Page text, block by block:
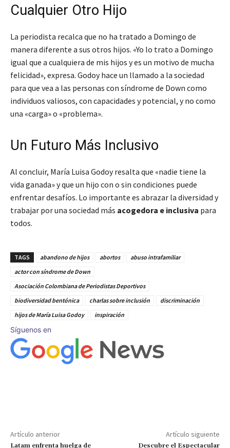
Cualquier Otro Hijo
La periodista recalca que no ha tratado a Domingo de
manera diferente a sus otros hijos. «Yo lo trato a Domingo
igual que a cualquiera de mis hijos y es un motivo de mucha
felicidad», expresa. Godoy hace un llamado a la sociedad
para que vea a las personas con síndrome de Down como
individuos valiosos, con capacidades y potencial, y no como
una «carga» o «problema».
Un Futuro Más Inclusivo
Al concluir, María Luisa Godoy resalta que «nadie tiene la
vida ganada» y que un hijo con o sin condiciones puede
enfrentar desafíos. Lo importante es abrazar la diversidad y
trabajar por una sociedad más acogedora e inclusiva para
todos.
TAGS abandono de hijos abortos
abuso intrafamiliar
actor con síndrome de Down
Asociación Colombiana de Periodistas Deportivos
biodiversidad bentónica
charlas sobre inclusión
discriminación
hijos de María Luisa Godoy
inspiración
Síguenos en
Artículo anterior
Latam enfrenta huelga de
Artículo siguiente
Descubre el Espectacular